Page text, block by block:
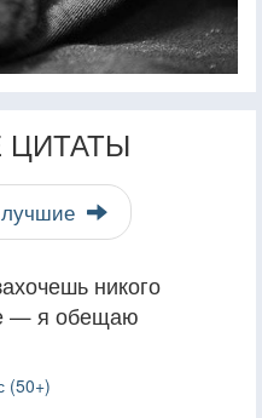
лучшие
никого
— я обещаю
(50+)